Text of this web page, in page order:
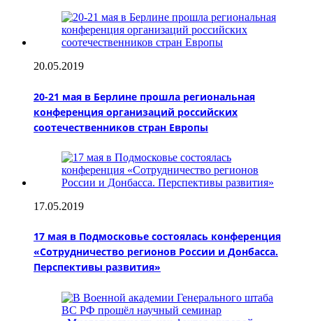
20.05.2019
20-21 мая в Берлине прошла региональная
конференция организаций российских
соотечественников стран Европы
17.05.2019
17 мая в Подмосковье состоялась конференция
«Сотрудничество регионов России и Донбасса.
Перспективы развития»